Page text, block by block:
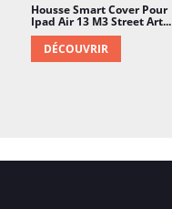
Housse Smart Cover Pour
Ipad Air 13 M3 Street Art...
DÉCOUVRIR